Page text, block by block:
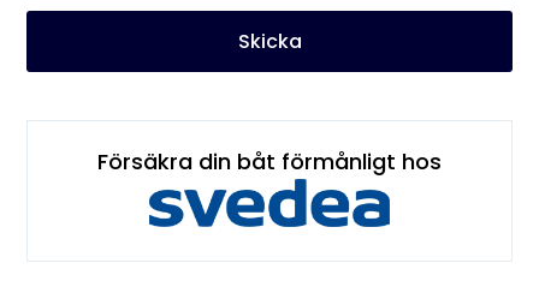
Skicka
Försäkra din båt förmånligt hos